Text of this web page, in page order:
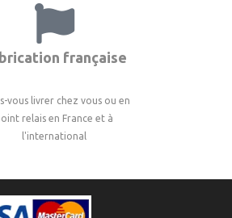
française
vous livrer chez vous ou en
relais en France et à
l'international